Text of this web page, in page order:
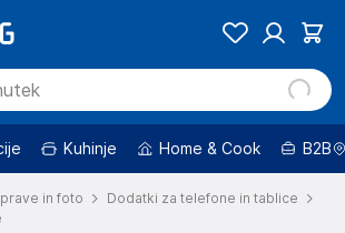
Kuhinje Home & Cook B2B
in foto
Dodatki za telefone in tablice